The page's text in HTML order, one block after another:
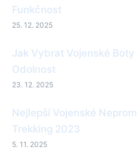
Funkčnost
25. 12. 2025
Jak Vybrat Vojenské
Odolnost
23. 12. 2025
Nejlepší Vojenské
Trekking 2023
5. 11. 2025